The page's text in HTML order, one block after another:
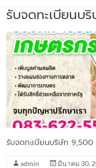
รับจดทะเบียนบ
รับจดทะเบียนบริษัท 9,500
admin มีนาคม 30,